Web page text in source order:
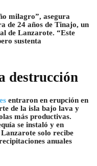
milagro”, asegura
de 24 años de Tinajo, un
de Lanzarote. “Este
sustenta
destrucción
entraron en erupción en
de la isla bajo lava y
más productivas.
se instaló y en
solo recibe
anuales